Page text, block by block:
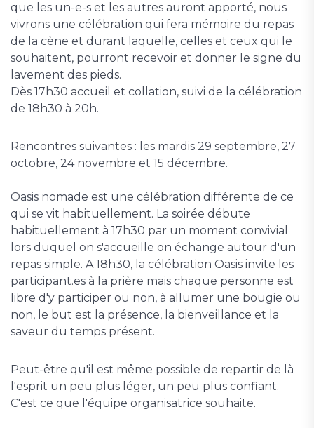
que les un-e-s et les autres auront apporté, nous
vivrons une célébration qui fera mémoire du repas
de la cène et durant laquelle, celles et ceux qui le
souhaitent, pourront recevoir et donner le signe du
lavement des pieds.
Dès 17h30 accueil et collation, suivi de la célébration
de 18h30 à 20h.
Rencontres suivantes : les mardis 29 septembre, 27
octobre, 24 novembre et 15 décembre.
Oasis nomade est une célébration différente de ce
qui se vit habituellement. La soirée débute
habituellement à 17h30 par un moment convivial
lors duquel on s'accueille on échange autour d'un
repas simple. A 18h30, la célébration Oasis invite les
participant.es à la prière mais chaque personne est
libre d'y participer ou non, à allumer une bougie ou
non, le but est la présence, la bienveillance et la
saveur du temps présent.
Peut-être qu'il est même possible de repartir de là
l'esprit un peu plus léger, un peu plus confiant.
C'est ce que l'équipe organisatrice souhaite.